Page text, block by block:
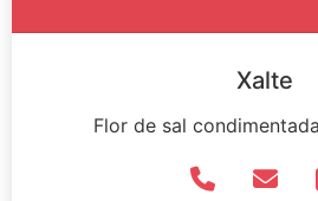
Xalte
Flor de sal